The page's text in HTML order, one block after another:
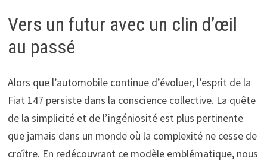
Vers un futur avec un clin d’œil
au passé
Alors que l’automobile continue d’évoluer, l’esprit de la
Fiat 147 persiste dans la conscience collective. La quête
de la simplicité et de l’ingéniosité est plus pertinente
que jamais dans un monde où la complexité ne cesse de
croître. En redécouvrant ce modèle emblématique, nous